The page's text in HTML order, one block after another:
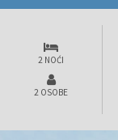
2 NOĆI
2 OSOBE